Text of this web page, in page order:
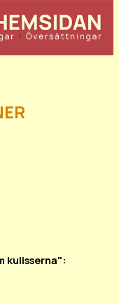
kulisserna":